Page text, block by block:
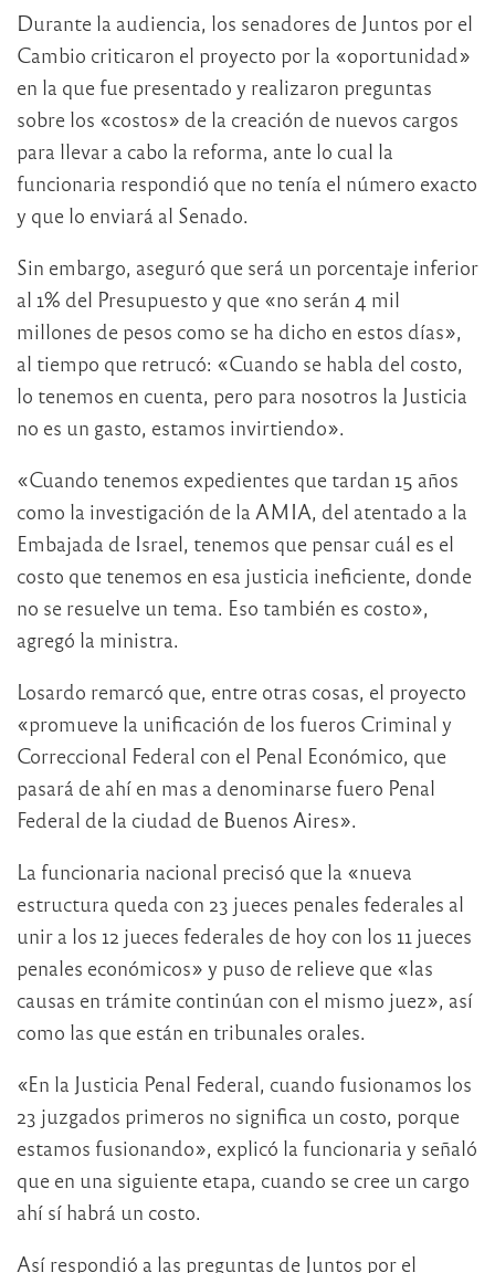
Durante la audiencia, los senadores de Juntos por el
Cambio criticaron el proyecto por la «oportunidad»
en la que fue presentado y realizaron preguntas
sobre los «costos» de la creación de nuevos cargos
para llevar a cabo la reforma, ante lo cual la
funcionaria respondió que no tenía el número exacto
y que lo enviará al Senado.
Sin embargo, aseguró que será un porcentaje inferior
al 1% del Presupuesto y que «no serán 4 mil
millones de pesos como se ha dicho en estos días»,
al tiempo que retrucó: «Cuando se habla del costo,
lo tenemos en cuenta, pero para nosotros la Justicia
no es un gasto, estamos invirtiendo».
«Cuando tenemos expedientes que tardan 15 años
como la investigación de la AMIA, del atentado a la
Embajada de Israel, tenemos que pensar cuál es el
costo que tenemos en esa justicia ineficiente, donde
no se resuelve un tema. Eso también es costo»,
agregó la ministra.
Losardo remarcó que, entre otras cosas, el proyecto
«promueve la unificación de los fueros Criminal y
Correccional Federal con el Penal Económico, que
pasará de ahí en mas a denominarse fuero Penal
Federal de la ciudad de Buenos Aires».
La funcionaria nacional precisó que la «nueva
estructura queda con 23 jueces penales federales al
unir a los 12 jueces federales de hoy con los 11 jueces
penales económicos» y puso de relieve que «las
causas en trámite continúan con el mismo juez», así
como las que están en tribunales orales.
«En la Justicia Penal Federal, cuando fusionamos los
23 juzgados primeros no significa un costo, porque
estamos fusionando», explicó la funcionaria y señaló
que en una siguiente etapa, cuando se cree un cargo
ahí sí habrá un costo.
Así respondió a las preguntas de Juntos por el